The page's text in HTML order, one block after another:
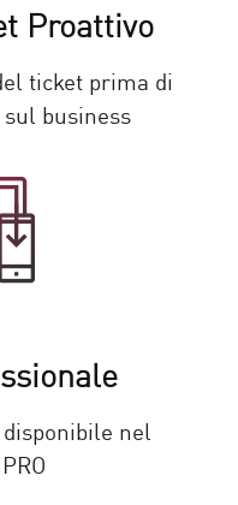
Proattivo
ticket prima di
business
nel